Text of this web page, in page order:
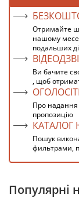
Отримайте
нашому
подальших
Ви бачите
, щоб
Про надання
пропозицію
КАТАЛОГ
Пошук
фильтрами,
Популярні